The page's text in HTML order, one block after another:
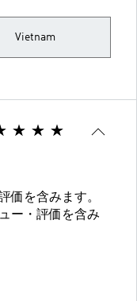
Vietnam
価を含みます。
ー・評価を含み